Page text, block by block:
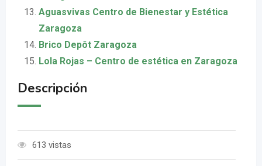
Aguasvivas Centro de Bienestar y Estética
Zaragoza
Brico Depôt Zaragoza
Lola Rojas – Centro de estética en Zaragoza
Descripción
613 vistas